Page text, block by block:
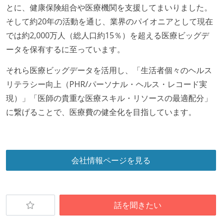
とに、健康保険組合や医療機関を支援してまいりました。
そして約20年の活動を通じ、業界のパイオニアとして現在
では約2,000万人（総人口約15％）を超える医療ビッグデ
ータを保有するに至っています。
それら医療ビッグデータを活用し、「生活者個々のヘルス
リテラシー向上（PHR/パーソナル・ヘルス・レコード実
現）」「医師の貴重な医療スキル・リソースの最適配分」
に繋げることで、医療費の健全化を目指しています。
会社情報ページを見る
話を聞きたい